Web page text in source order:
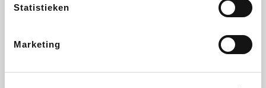
Statistieken
Marketing
Ekoi About You